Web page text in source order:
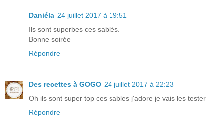
Daniéla 24 juillet 2017 à 19:51
Ils sont superbes ces sablés.
Bonne soirée
Répondre
Des recettes à GOGO 24 juillet 2017 à 22:23
Oh ils sont super top ces sables j'adore je vais les tester
Répondre